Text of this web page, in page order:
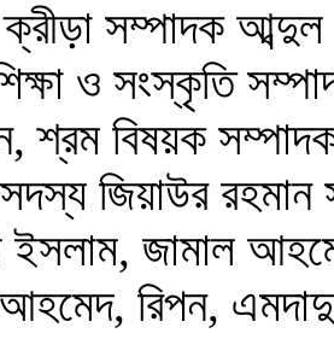
সম্পাদক
ও সংস্কৃতি
শ্রম বিষয়ক
সদস্য জিয়াউর
জামাল
রিপন,